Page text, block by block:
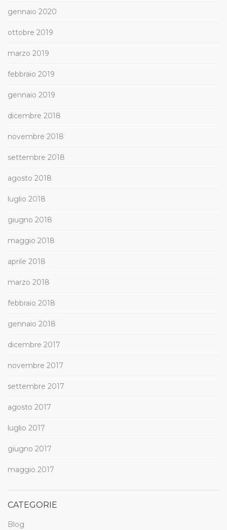
gennaio 2020
ottobre 2019
marzo 2019
febbraio 2019
gennaio 2019
dicembre 2018
novembre 2018
settembre 2018
agosto 2018
luglio 2018
giugno 2018
maggio 2018
aprile 2018
marzo 2018
febbraio 2018
gennaio 2018
dicembre 2017
novembre 2017
settembre 2017
agosto 2017
luglio 2017
giugno 2017
maggio 2017
CATEGORIE
Blog